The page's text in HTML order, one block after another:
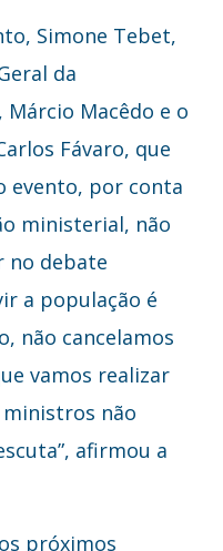
Simone Tebet,
da
Márcio Macêdo e o
Fávaro, que
evento, por conta
ministerial, não
no debate
a população é
não cancelamos
vamos realizar
ministros não
afirmou a
próximos